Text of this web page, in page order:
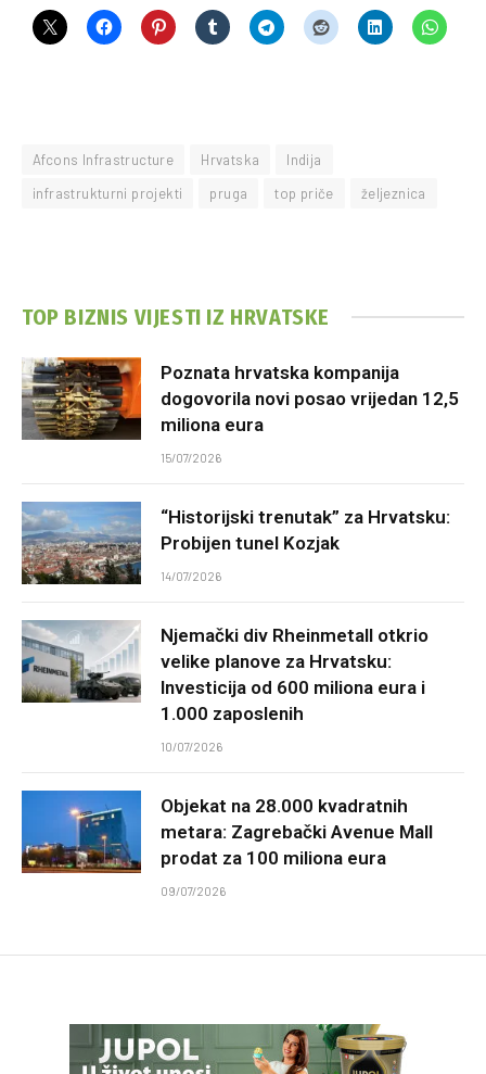
Afcons Infrastructure Hrvatska
Indija
infrastrukturni projekti
pruga top priče željeznica
TOP BIZNIS VIJESTI IZ HRVATSKE
Poznata hrvatska kompanija
dogovorila novi posao vrijedan 12,5
miliona eura
15/07/2026
“Historijski trenutak” za Hrvatsku:
Probijen tunel Kozjak
14/07/2026
Njemački div Rheinmetall otkrio
velike planove za Hrvatsku:
Investicija od 600 miliona eura i
1.000 zaposlenih
10/07/2026
Objekat na 28.000 kvadratnih
metara: Zagrebački Avenue Mall
prodat za 100 miliona eura
09/07/2026